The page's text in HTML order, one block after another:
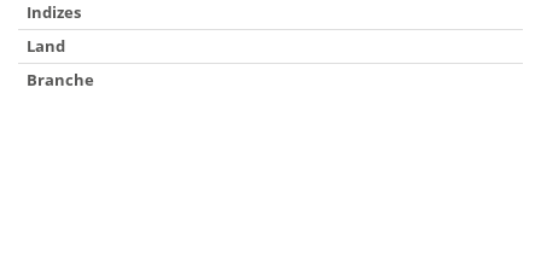
Indizes
Land
Branche